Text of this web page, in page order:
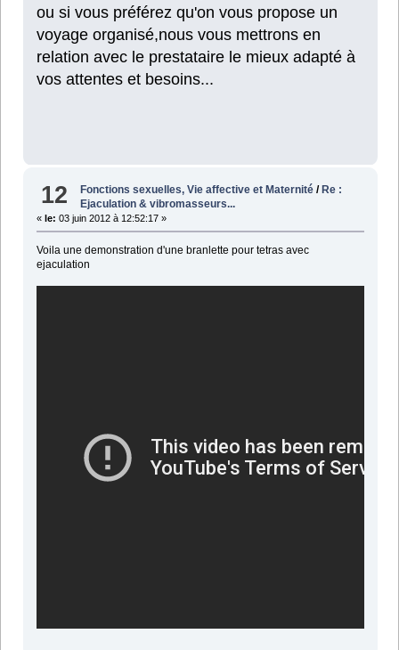
ou si vous préférez qu'on vous propose un
voyage organisé,nous vous mettrons en
relation avec le prestataire le mieux adapté à
vos attentes et besoins...
12 Fonctions sexuelles, Vie affective et Maternité / Re :
Ejaculation & vibromasseurs...
« le: 03 juin 2012 à 12:52:17 »
Voila une demonstration d'une branlette pour tetras avec
ejaculation